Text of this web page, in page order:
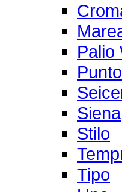
Palio
Punto
Siena
Stilo
Tipo